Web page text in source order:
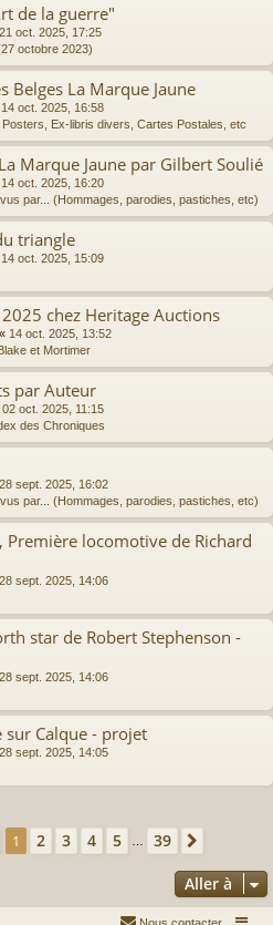
de la guerre"
21 oct. 2025, 17:25
octobre 2023)
Belges La Marque Jaune
14 oct. 2025, 16:58
Ex-libris divers, Cartes Postales, etc
Marque Jaune par Gilbert Soulié
14 oct. 2025, 16:20
par... (Hommages, parodies, pastiches, etc)
triangle
14 oct. 2025, 15:09
chez Heritage Auctions
« 14 oct. 2025, 13:52
et Mortimer
par Auteur
02 oct. 2025, 11:15
des Chroniques
28 sept. 2025, 16:02
par... (Hommages, parodies, pastiches, etc)
Première locomotive de Richard
28 sept. 2025, 14:06
star de Robert Stephenson -
28 sept. 2025, 14:06
sur Calque - projet
28 sept. 2025, 14:05
Page 1 sur 39
1 2 3 4 5 39
Aller à